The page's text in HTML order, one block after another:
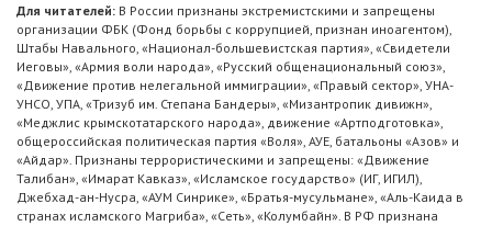
Для читателей: В России признаны экстремистскими и запрещены
организации ФБК (Фонд борьбы с коррупцией, признан иноагентом),
Штабы Навального, «Национал-большевистская партия», «Свидетели
Иеговы», «Армия воли народа», «Русский общенациональный союз»,
«Движение против нелегальной иммиграции», «Правый сектор», УНА-
УНСО, УПА, «Тризуб им. Степана Бандеры», «Мизантропик дивижн»,
«Меджлис крымскотатарского народа», движение «Артподготовка»,
общероссийская политическая партия «Воля», АУЕ, батальоны «Азов» и
«Айдар». Признаны террористическими и запрещены: «Движение
Талибан», «Имарат Кавказ», «Исламское государство» (ИГ, ИГИЛ),
Джебхад-ан-Нусра, «АУМ Синрике», «Братья-мусульмане», «Аль-Каида в
странах исламского Магриба», «Сеть», «Колумбайн». В РФ признана